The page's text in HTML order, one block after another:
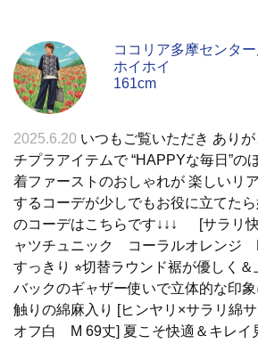
ココリア多摩センタ
ホイホイ
161cm
2025.6.20 いつもご覧いただき あり
チプラアイテムで “HAPPYな毎日”
着ファーストのおしゃれが 楽しいリ
するコーデが少しでもお役に立てた
のコーデはこちらです↓↓↓ [サラリ
ャツチュニック コーラルオレンジ
すっきり ⭐︎切替ラウンド裾が優しく＆
バックのギャザー使いで立体的な印象
触りの綿麻入り [ヒンヤリ×サラリ綿
オフ白 M 69丈] 夏こそ快適＆キレイ